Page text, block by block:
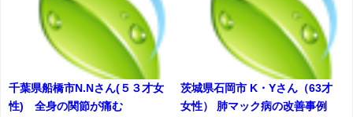
千葉県船橋市N.Nさん(５３才女
性) 全身の関節が痛む
茨城県石岡市 K・Yさん（63才
女性） 肺マック病の改善事例